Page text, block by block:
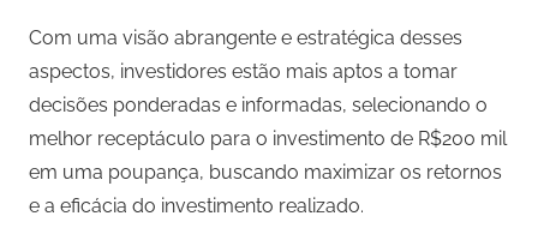
Com uma visão abrangente e estratégica desses
aspectos, investidores estão mais aptos a tomar
decisões ponderadas e informadas, selecionando o
melhor receptáculo para o investimento de R$200 mil
em uma poupança, buscando maximizar os retornos
e a eficácia do investimento realizado.